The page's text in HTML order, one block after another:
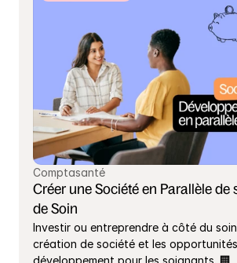
Comptasanté
Créer une Société en Parallèle de
de Soin
Investir ou entreprendre à côté du
création de société et les